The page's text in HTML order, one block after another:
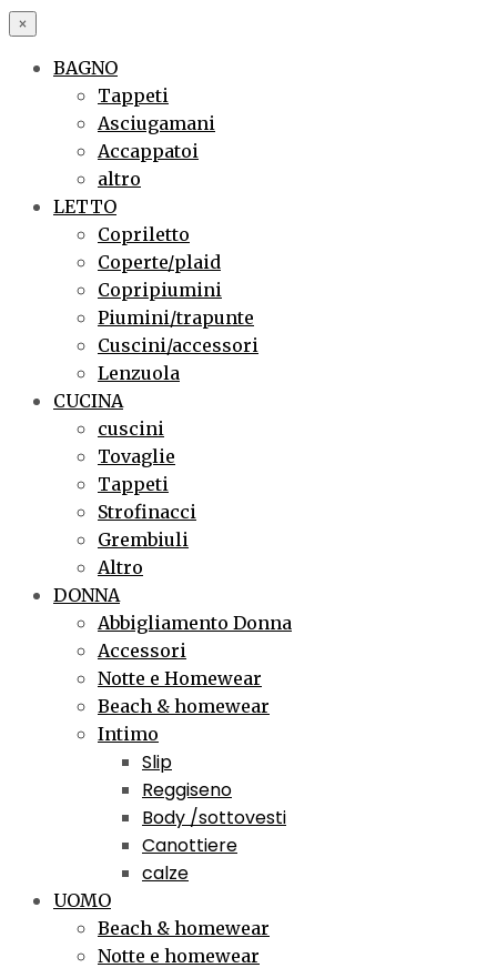
×
BAGNO
Tappeti
Asciugamani
Accappatoi
altro
LETTO
Copriletto
Coperte/plaid
Copripiumini
Piumini/trapunte
Cuscini/accessori
Lenzuola
CUCINA
cuscini
Tovaglie
Tappeti
Strofinacci
Grembiuli
Altro
DONNA
Abbigliamento Donna
Accessori
Notte e Homewear
Beach & homewear
Intimo
Slip
Reggiseno
Body /sottovesti
Canottiere
calze
UOMO
Beach & homewear
Notte e homewear